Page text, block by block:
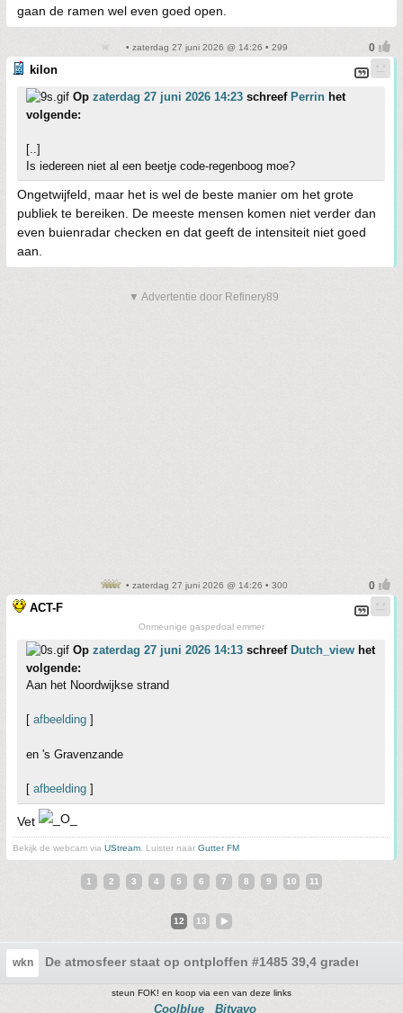
gaan de ramen wel even goed open.
• zaterdag 27 juni 2026 @ 14:26 • 299
kilon
Op zaterdag 27 juni 2026 14:23 schreef Perrin het
volgende:
[..]
Is iedereen niet al een beetje code-regenboog moe?
Ongetwijfeld, maar het is wel de beste manier om het grote
publiek te bereiken. De meeste mensen komen niet verder dan
even buienradar checken en dat geeft de intensiteit niet goed
aan.
▼ Advertentie door Refinery89
• zaterdag 27 juni 2026 @ 14:26 • 300
ACT-F
Onmeunige gaspedoal emmer
Op zaterdag 27 juni 2026 14:13 schreef Dutch_view het
volgende:
Aan het Noordwijkse strand
[ afbeelding ]
en 's Gravenzande
[ afbeelding ]
Vet
Bekijk de webcam via UStream . Luister naar Gutter FM
1 2 3 4 5 6 7 8 9 10 11
12 13
wkn De atmosfeer staat op ontploffen #1485 39,4 graden in Eli.
steun FOK! en koop via een van deze links
Coolblue Bitvavo